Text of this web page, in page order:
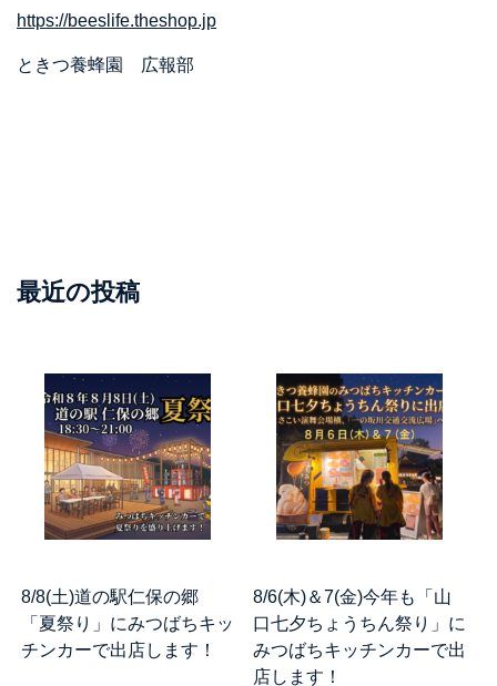
https://beeslife.theshop.jp
ときつ養蜂園 広報部
最近の投稿
8/8(土)道の駅仁保の郷
「夏祭り」にみつばちキッ
チンカーで出店します！
8/6(木)＆7(金)今年も「山
口七夕ちょうちん祭り」に
みつばちキッチンカーで出
店します！